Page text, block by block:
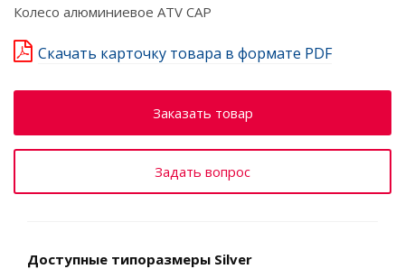
Колесо алюминиевое ATV CAP
Скачать карточку товара в формате PDF
Заказать товар
Задать вопрос
Доступные типоразмеры Silver